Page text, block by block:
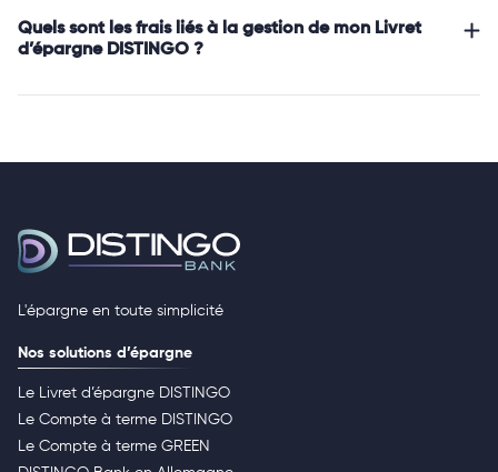
Quels sont les frais liés à la gestion de mon Livret
d’épargne DISTINGO ?
L'épargne en toute simplicité
Nos solutions d’épargne
Le Livret d’épargne DISTINGO
Le Compte à terme DISTINGO
Le Compte à terme GREEN